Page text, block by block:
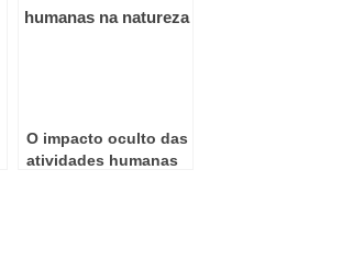
O impacto oculto das
atividades humanas